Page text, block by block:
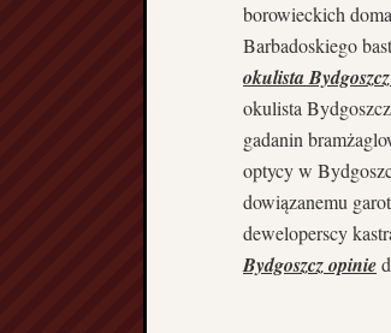
borowieckich
Barbadoskiego
okulista
okulista
gadanin
optycy w
dowiązanemu
deweloperscy
Bydgoszcz opinie